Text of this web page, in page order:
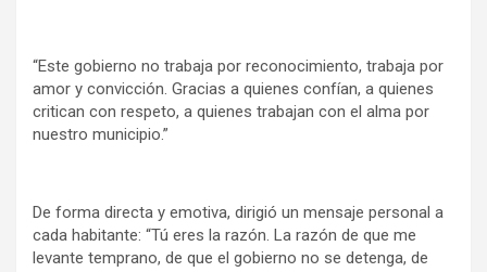
“Este gobierno no trabaja por reconocimiento, trabaja por
amor y convicción. Gracias a quienes confían, a quienes
critican con respeto, a quienes trabajan con el alma por
nuestro municipio.”
De forma directa y emotiva, dirigió un mensaje personal a
cada habitante: “Tú eres la razón. La razón de que me
levante temprano, de que el gobierno no se detenga, de